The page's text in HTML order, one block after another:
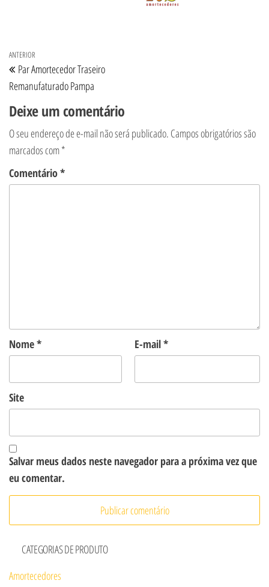
Navegação de Post
Post anterior
ANTERIOR
Par Amortecedor Traseiro
Remanufaturado Pampa
Deixe um comentário
O seu endereço de e-mail não será publicado. Campos obrigatórios são
marcados com*
Comentário*
Nome* E-mail*
Site
Salvar meus dados neste navegador para a próxima vez que
eu comentar.
CATEGORIAS DE PRODUTO
Amortecedores